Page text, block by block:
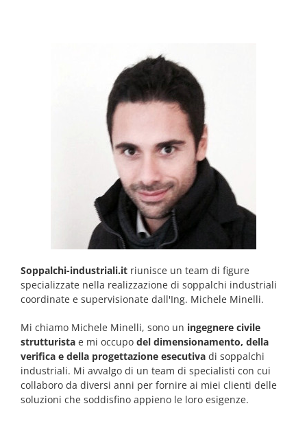
Soppalchi-industriali.it riunisce un team di figure
specializzate nella realizzazione di soppalchi industriali
coordinate e supervisionate dall'Ing. Michele Minelli.
Mi chiamo Michele Minelli, sono un ingegnere civile
strutturista e mi occupo del dimensionamento, della
verifica e della progettazione esecutiva di soppalchi
industriali. Mi avvalgo di un team di specialisti con cui
collaboro da diversi anni per fornire ai miei clienti delle
soluzioni che soddisfino appieno le loro esigenze.